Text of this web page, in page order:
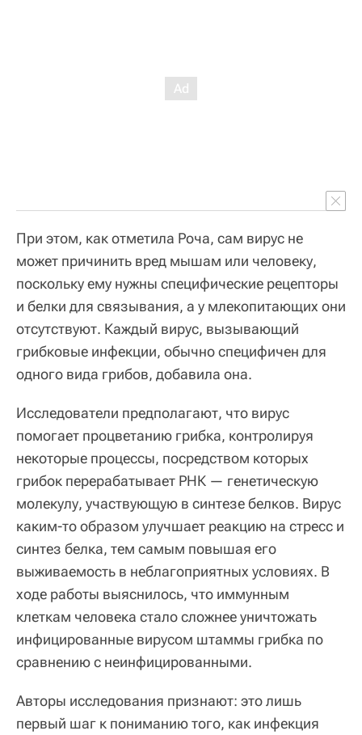
При этом, как отметила Роча, сам вирус не
может причинить вред мышам или человеку,
поскольку ему нужны специфические рецепторы
и белки для связывания, а у млекопитающих они
отсутствуют. Каждый вирус, вызывающий
грибковые инфекции, обычно специфичен для
одного вида грибов, добавила она.
Исследователи предполагают, что вирус
помогает процветанию грибка, контролируя
некоторые процессы, посредством которых
грибок перерабатывает РНК — генетическую
молекулу, участвующую в синтезе белков. Вирус
каким-то образом улучшает реакцию на стресс и
синтез белка, тем самым повышая его
выживаемость в неблагоприятных условиях. В
ходе работы выяснилось, что иммунным
клеткам человека стало сложнее уничтожать
инфицированные вирусом штаммы грибка по
сравнению с неинфицированными.
Авторы исследования признают: это лишь
первый шаг к пониманию того, как инфекция